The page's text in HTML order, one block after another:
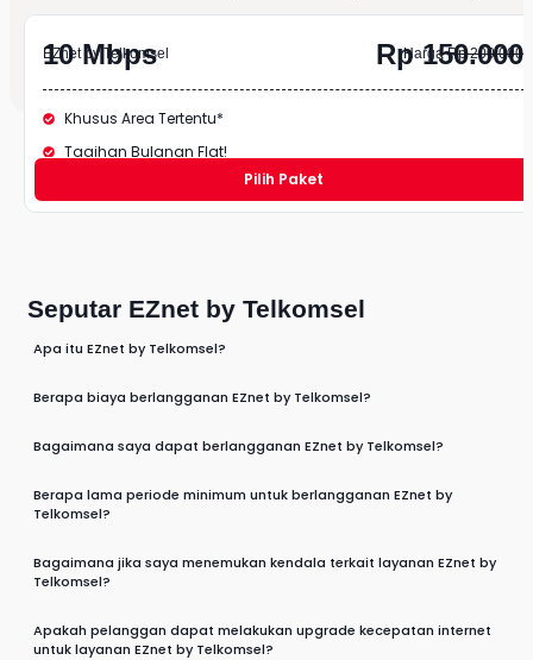
EZnet by Telkomsel
10 Mbps HargaRp 200.000
Rp 150.000
Khusus Area Tertentu*
Tagihan Bulanan Flat!
Pilih Paket
Seputar EZnet by Telkomsel
Apa itu EZnet by Telkomsel?
Berapa biaya berlangganan EZnet by Telkomsel?
Bagaimana saya dapat berlangganan EZnet by Telkomsel?
Berapa lama periode minimum untuk berlangganan EZnet by
Telkomsel?
Bagaimana jika saya menemukan kendala terkait layanan EZnet by
Telkomsel?
Apakah pelanggan dapat melakukan upgrade kecepatan internet
untuk layanan EZnet by Telkomsel?